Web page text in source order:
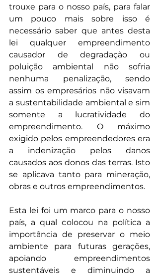
trouxe para o nosso país, para falar
um pouco mais sobre isso é
necessário saber que antes desta
lei qualquer empreendimento
causador de degradação ou
poluição ambiental não sofria
nenhuma penalização, sendo
assim os empresários não visavam
a sustentabilidade ambiental e sim
somente a lucratividade do
empreendimento. O máximo
exigido pelos empreendedores era
a indenização pelos danos
causados aos donos das terras. Isto
se aplicava tanto para mineração,
obras e outros empreendimentos.
Esta lei foi um marco para o nosso
país, a qual colocou na política a
importância de preservar o meio
ambiente para futuras gerações,
apoiando empreendimentos
sustentáveis e diminuindo a